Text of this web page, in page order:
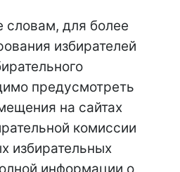
словам, для более
избирателей
предусмотреть
на сайтах
комиссии
избирательных